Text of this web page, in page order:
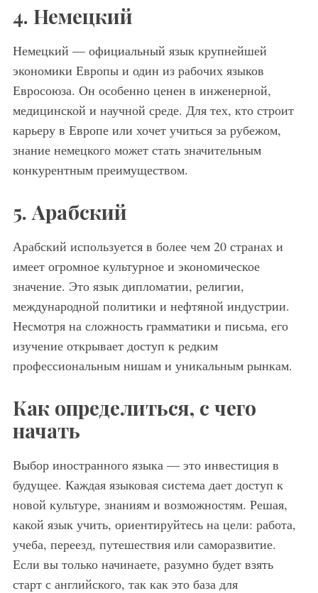
4. Немецкий
Немецкий — официальный язык крупнейшей
экономики Европы и один из рабочих языков
Евросоюза. Он особенно ценен в инженерной,
медицинской и научной среде. Для тех, кто строит
карьеру в Европе или хочет учиться за рубежом,
знание немецкого может стать значительным
конкурентным преимуществом.
5. Арабский
Арабский используется в более чем 20 странах и
имеет огромное культурное и экономическое
значение. Это язык дипломатии, религии,
международной политики и нефтяной индустрии.
Несмотря на сложность грамматики и письма, его
изучение открывает доступ к редким
профессиональным нишам и уникальным рынкам.
Как определиться, с чего
начать
Выбор иностранного языка — это инвестиция в
будущее. Каждая языковая система дает доступ к
новой культуре, знаниям и возможностям. Решая,
какой язык учить, ориентируйтесь на цели: работа,
учеба, переезд, путешествия или саморазвитие.
Если вы только начинаете, разумно будет взять
старт с английского, так как это база для